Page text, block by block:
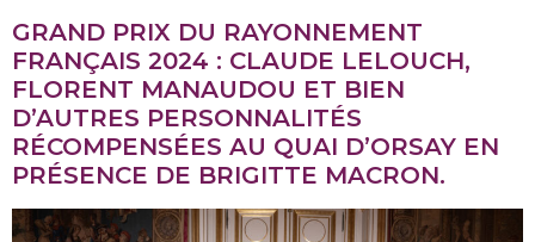
GRAND PRIX DU RAYONNEMENT
FRANÇAIS 2024 : CLAUDE LELOUCH,
FLORENT MANAUDOU ET BIEN
D’AUTRES PERSONNALITÉS
RÉCOMPENSÉES AU QUAI D’ORSAY EN
PRÉSENCE DE BRIGITTE MACRON.